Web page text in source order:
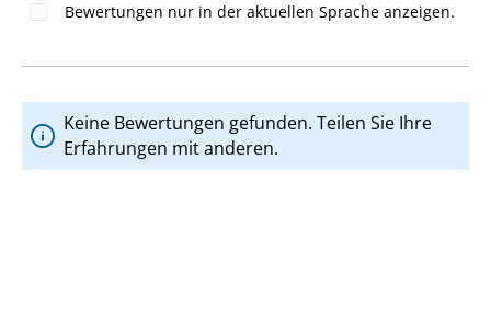
Bewertungen nur in der aktuellen Sprache anzeigen.
Keine Bewertungen gefunden. Teilen Sie Ihre
Erfahrungen mit anderen.